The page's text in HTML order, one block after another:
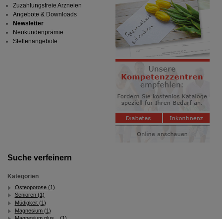
Suche verfeinern
Kategorien
Osteoporose (1)
Senioren (1)
Müdigkeit (1)
Magnesium (1)
Zuzahlungsfreie Arzneien
Angebote & Downloads
Newsletter
Neukundenprämie
Stellenangebote